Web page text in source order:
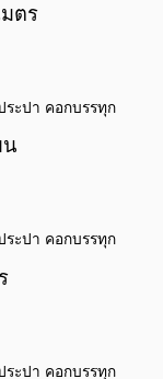
ตร
น